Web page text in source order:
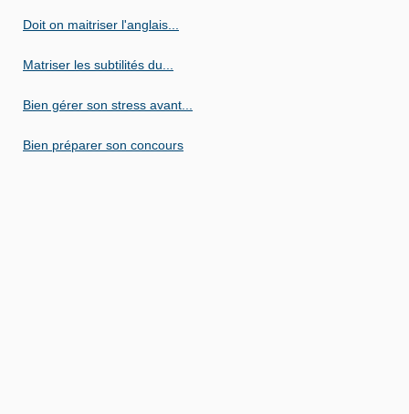
Doit on maitriser l'anglais...
Matriser les subtilités du...
Bien gérer son stress avant...
Bien préparer son concours